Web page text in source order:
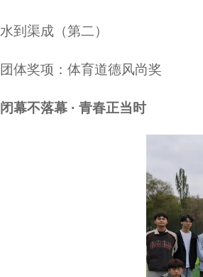
水到渠成（第二）
团体奖项：体育道德风尚奖
闭幕不落幕 · 青春正当时